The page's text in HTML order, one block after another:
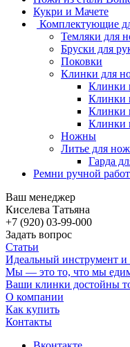
Кукри и Мачете
Комплектующие
Темляки для
Бруски для
Поковки
Клинки для
Клинки
Клинки
Клинки
Клинки
Ножны
Литье для
Гарда
Ремни ручной
Ваш менеджер
Киселева Татьяна
+7 (920) 03-99-000
Задать вопрос
Статьи
Идеальный инструмент
Мы — это то, что мы
Ваши клинки достойны
О компании
Как купить
Контакты